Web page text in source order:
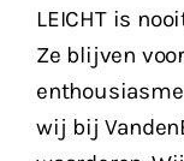
LEICHT is
Ze blijven
wij bij